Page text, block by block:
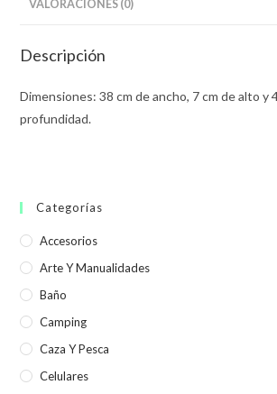
VALORACIONES (0)
Descripción
Dimensiones: 38 cm de ancho, 7 cm de alto y
profundidad.
Categorías
Accesorios
Arte Y Manualidades
Baño
Camping
Caza Y Pesca
Celulares